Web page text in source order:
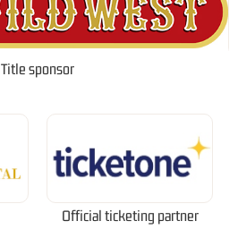
Title sponsor
Official ticketing partner